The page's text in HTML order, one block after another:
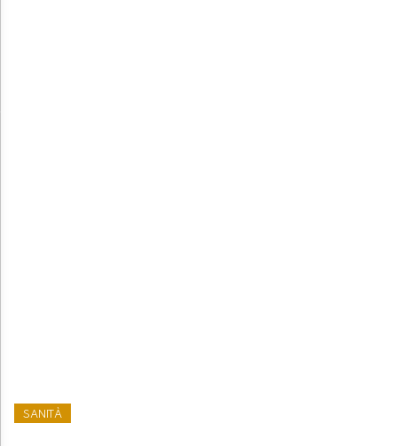
SANITÀ